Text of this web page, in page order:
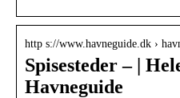
http s://www.havneguide.dk ›
Spisesteder – |
Havneguide